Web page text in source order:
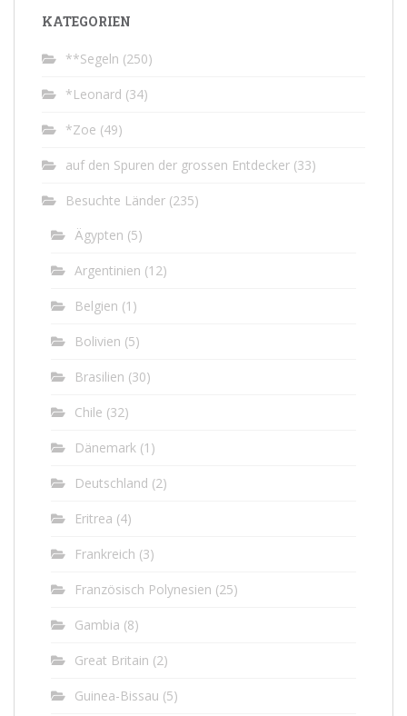
KATEGORIEN
**Segeln (250)
*Leonard (34)
*Zoe (49)
auf den Spuren der grossen Entdecker (33)
Besuchte Länder (235)
Ägypten (5)
Argentinien (12)
Belgien (1)
Bolivien (5)
Brasilien (30)
Chile (32)
Dänemark (1)
Deutschland (2)
Eritrea (4)
Frankreich (3)
Französisch Polynesien (25)
Gambia (8)
Great Britain (2)
Guinea-Bissau (5)